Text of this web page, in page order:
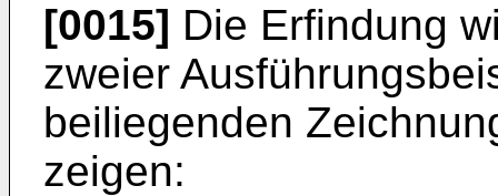
[0015] Die Erfindung
zweier
beiliegenden
zeigen: